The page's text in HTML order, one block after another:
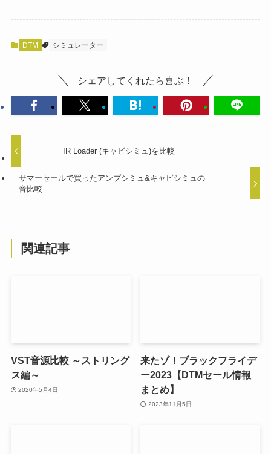
DTM シミュレーター
シェアしてくれたら喜ぶ！
IR Loader (キャビシミュ)を比較
サマーセールで買ったアンプシミュ&キャビシミュの
音比較
関連記事
VST音源比較 ～ストリング
ス編～
2020年5月4日
来たゾ！ブラックフライデ
ー2023【DTMセール情報
まとめ】
2023年11月5日